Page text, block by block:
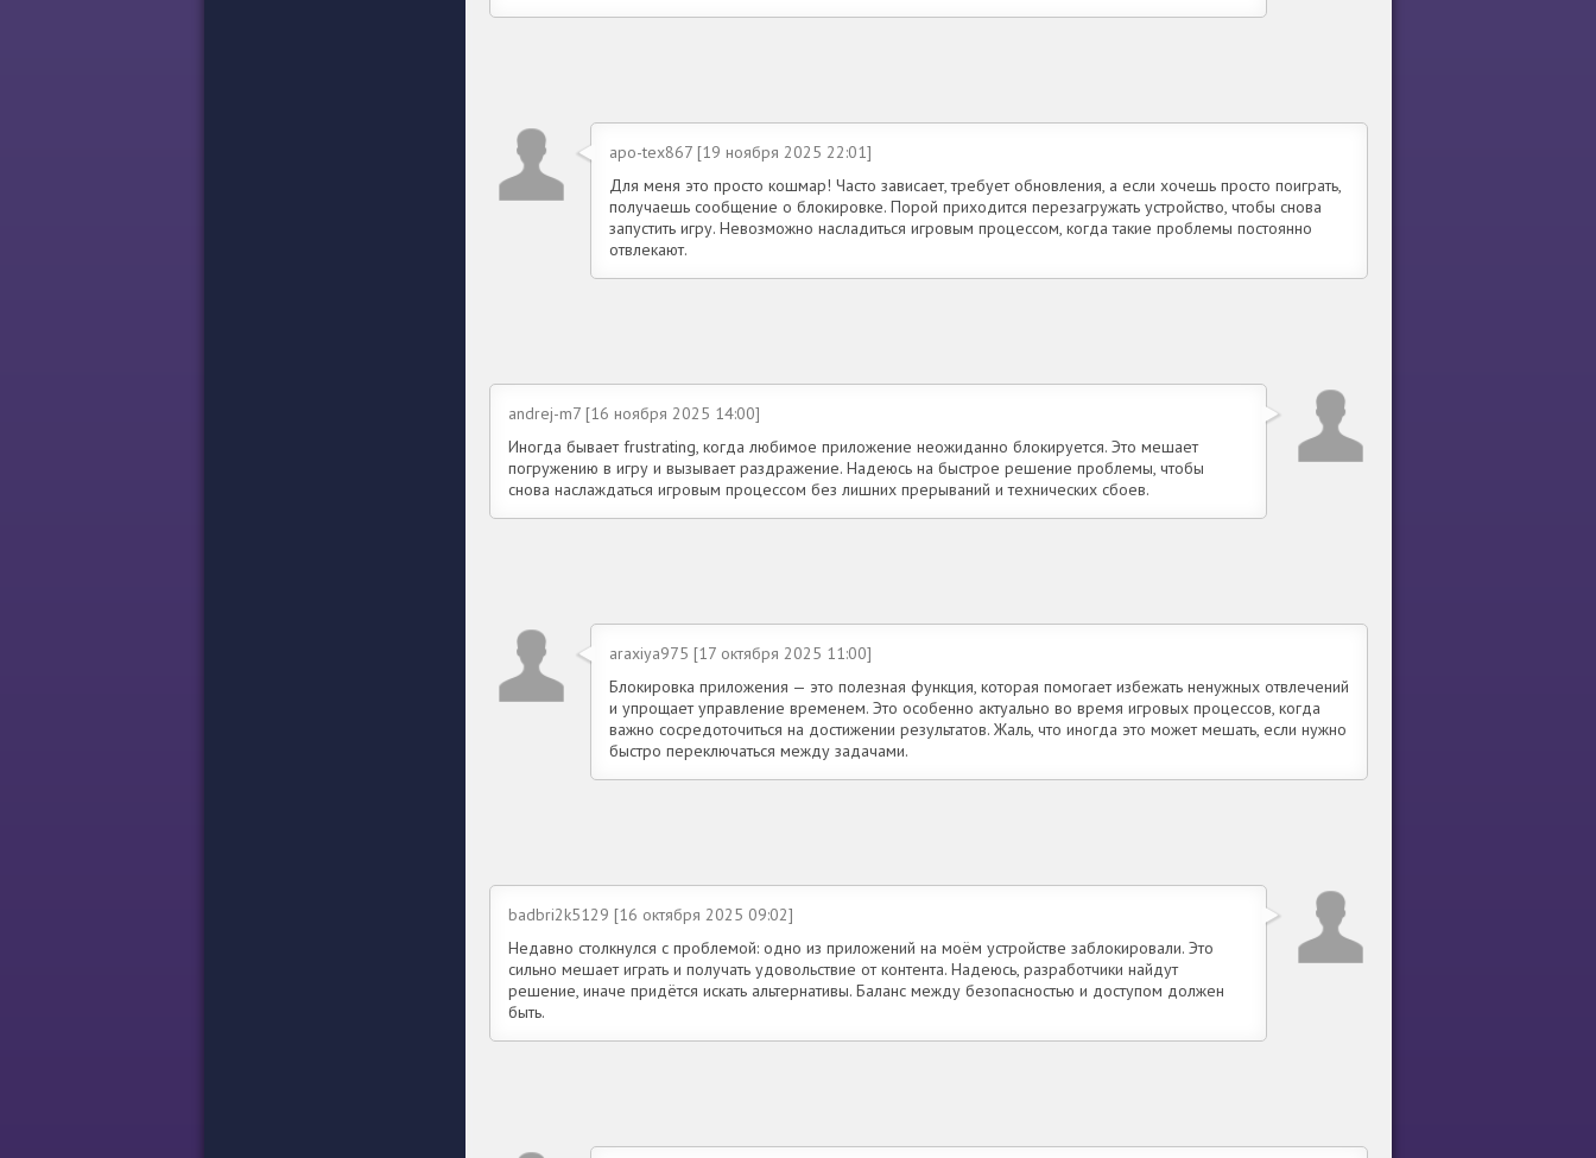
apo-tex867 [19 ноября 2025 22:01]
Для меня это просто кошмар! Часто зависает, требует обновления, а если хочешь просто поиграть,
получаешь сообщение о блокировке. Порой приходится перезагружать устройство, чтобы снова
запустить игру. Невозможно насладиться игровым процессом, когда такие проблемы постоянно
отвлекают.
andrej-m7 [16 ноября 2025 14:00]
Иногда бывает frustrating, когда любимое приложение неожиданно блокируется. Это мешает
погружению в игру и вызывает раздражение. Надеюсь на быстрое решение проблемы, чтобы
снова наслаждаться игровым процессом без лишних прерываний и технических сбоев.
araxiya975 [17 октября 2025 11:00]
Блокировка приложения — это полезная функция, которая помогает избежать ненужных отвлечений
и упрощает управление временем. Это особенно актуально во время игровых процессов, когда
важно сосредоточиться на достижении результатов. Жаль, что иногда это может мешать, если нужно
быстро переключаться между задачами.
badbri2k5129 [16 октября 2025 09:02]
Недавно столкнулся с проблемой: одно из приложений на моём устройстве заблокировали. Это
сильно мешает играть и получать удовольствие от контента. Надеюсь, разработчики найдут
решение, иначе придётся искать альтернативы. Баланс между безопасностью и доступом должен
быть.